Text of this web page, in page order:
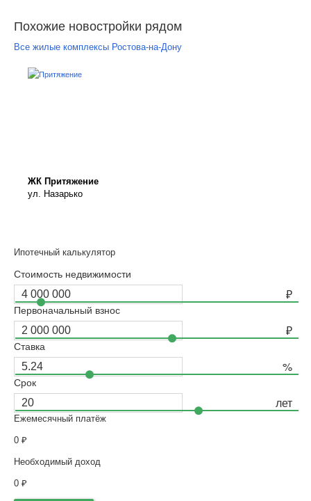
Похожие новостройки рядом
Все жилые комплексы Ростова-на-Дону
ЖК Притяжение
ул. Назарько
Ипотечный калькулятор
Стоимость недвижимости
Первоначальный взнос
Ставка
Срок
Ежемесячный платёж
0 ₽
Необходимый доход
0 ₽